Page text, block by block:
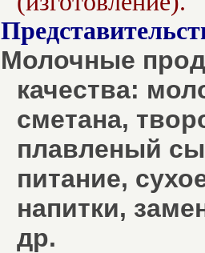
Молочные
качества:
сметана,
плавленый
питание,
напитки,
др.